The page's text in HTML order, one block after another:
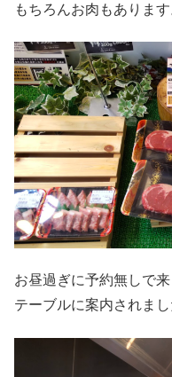
もちろんお肉もあります
お昼過ぎに予約無しで
テーブルに案内されまし